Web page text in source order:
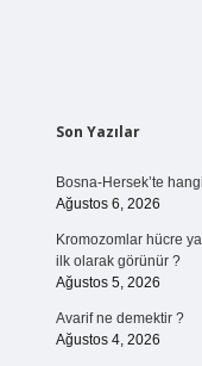
Sidebar
Son Yazılar
Bosna-Hersek’te
Ağustos 6, 2026
Kromozomlar hücre
ilk olarak görünür ?
Ağustos 5, 2026
Avarif ne demektir ?
Ağustos 4, 2026
ilbet girişhttps://